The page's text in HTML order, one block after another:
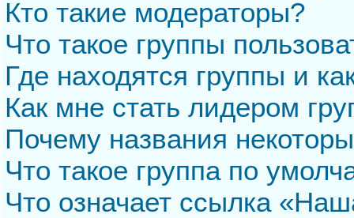
Кто такие модераторы?
Что такое группы
Где находятся группы и
Как мне стать лидером
Почему названия
Что такое группа по
Что означает ссылка